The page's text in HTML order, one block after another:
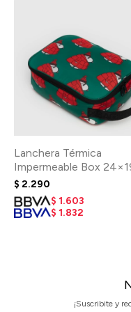
Lanchera Térmica
Impermeable Box
- Snoopy Red
$ 2.290
$ 1.603
$ 1.832
¡Suscribite y